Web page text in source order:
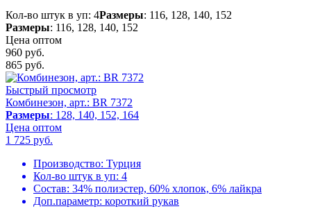
Кол-во штук в уп: 4Размеры: 116, 128, 140, 152
Размеры: 116, 128, 140, 152
Цена оптом
960 руб.
865 руб.
Быстрый просмотр
Комбинезон, арт.: BR 7372
Размеры: 128, 140, 152, 164
Цена оптом
1 725 руб.
Производство: Турция
Кол-во штук в уп: 4
Состав: 34% полиэстер, 60% хлопок, 6% лайкра
Доп.параметр: короткий рукав